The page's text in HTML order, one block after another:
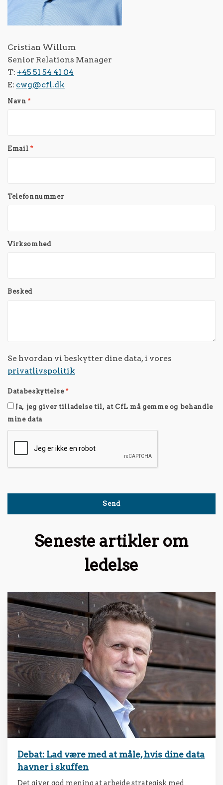
Cristian Willum
Senior Relations Manager
T: +45 51 54 41 04
E: cwg@cfl.dk
Navn*
Email *
Telefonnummer
Virksomhed
Besked
Se hvordan vi beskytter dine data, i vores
privatlivspolitik
Databeskyttelse*
Ja, jeg giver tilladelse til, at CfL må gemme og behandle
mine data
Seneste artikler om
ledelse
Debat: Lad være med at måle, hvis dine data
havner i skuffen
Det giver god mening at arbejde strategisk med